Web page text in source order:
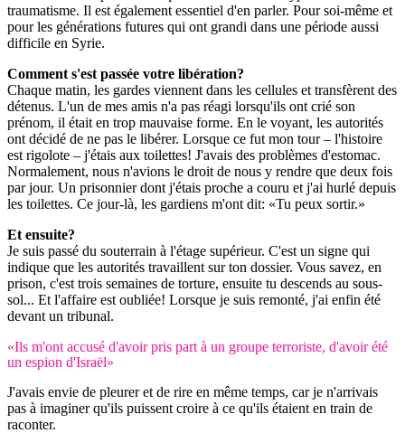
traumatisme. Il est également essentiel d'en parler. Pour soi-même et
pour les générations futures qui ont grandi dans une période aussi
difficile en Syrie.
Comment s'est passée votre libération?
Chaque matin, les gardes viennent dans les cellules et transfèrent des
détenus. L'un de mes amis n'a pas réagi lorsqu'ils ont crié son
prénom, il était en trop mauvaise forme. En le voyant, les autorités
ont décidé de ne pas le libérer. Lorsque ce fut mon tour – l'histoire
est rigolote – j'étais aux toilettes! J'avais des problèmes d'estomac.
Normalement, nous n'avions le droit de nous y rendre que deux fois
par jour. Un prisonnier dont j'étais proche a couru et j'ai hurlé depuis
les toilettes. Ce jour-là, les gardiens m'ont dit: «Tu peux sortir.»
Et ensuite?
Je suis passé du souterrain à l'étage supérieur. C'est un signe qui
indique que les autorités travaillent sur ton dossier. Vous savez, en
prison, c'est trois semaines de torture, ensuite tu descends au sous-
sol... Et l'affaire est oubliée! Lorsque je suis remonté, j'ai enfin été
devant un tribunal.
«Ils m'ont accusé d'avoir pris part à un groupe terroriste, d'avoir été
un espion d'Israël»
J'avais envie de pleurer et de rire en même temps, car je n'arrivais
pas à imaginer qu'ils puissent croire à ce qu'ils étaient en train de
raconter.